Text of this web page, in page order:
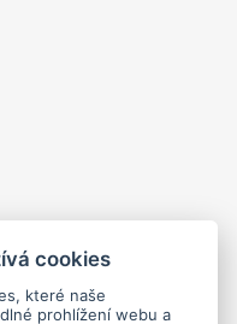
cookies
které naše
prohlížení webu a